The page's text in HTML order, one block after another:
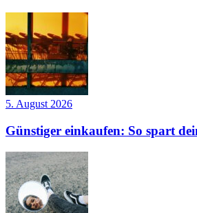
5. August 2026
Günstiger einkaufen: So spart